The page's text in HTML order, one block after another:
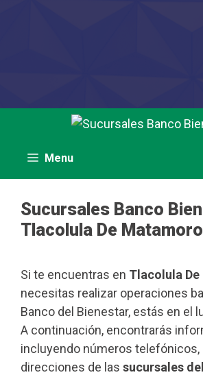
contenidoMenu
Sucursales Banco
Tlacolula De
Si te encuentras en Tlacolula
necesitas realizar operaciones
Banco del Bienestar, estás en el
A continuación, encontrarás
incluyendo números telefónicos,
direcciones de las sucursales